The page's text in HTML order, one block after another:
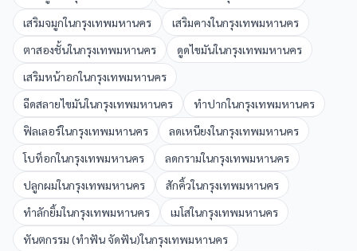
เสริมจมูกในกรุงเทพมหานคร เสริมคางในกรุงเทพมหานคร
ตาสองชั้นในกรุงเทพมหานคร ดูดไขมันในกรุงเทพมหานคร
เสริมหน้าอกในกรุงเทพมหานคร
ฉีดสลายไขมันในกรุงเทพมหานคร ทำปากในกรุงเทพมหานคร
ฟิลเลอร์ในกรุงเทพมหานคร ลดเหนียงในกรุงเทพมหานคร
โบท็อกในกรุงเทพมหานคร ลดกรามในกรุงเทพมหานคร
ปลูกผมในกรุงเทพมหานคร สักคิ้วในกรุงเทพมหานคร
ทำลักยิ้มในกรุงเทพมหานคร เมโสในกรุงเทพมหานคร
ทันตกรรม (ทำฟัน จัดฟัน)ในกรุงเทพมหานคร